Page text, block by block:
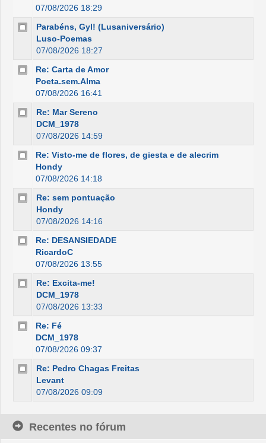
07/08/2026 18:29
Parabéns, Gyl! (Lusaniversário)
Luso-Poemas
07/08/2026 18:27
Re: Carta de Amor
Poeta.sem.Alma
07/08/2026 16:41
Re: Mar Sereno
DCM_1978
07/08/2026 14:59
Re: Visto-me de flores, de giesta e de alecrim
Hondy
07/08/2026 14:18
Re: sem pontuação
Hondy
07/08/2026 14:16
Re: DESANSIEDADE
RicardoC
07/08/2026 13:55
Re: Excita-me!
DCM_1978
07/08/2026 13:33
Re: Fé
DCM_1978
07/08/2026 09:37
Re: Pedro Chagas Freitas
Levant
07/08/2026 09:09
Recentes no fórum